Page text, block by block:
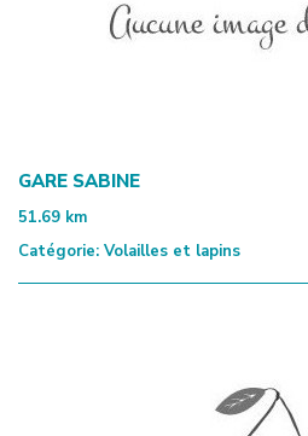
GARE SABINE
51.69 km
Catégorie: Volailles et lapins